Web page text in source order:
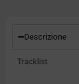
Descrizione
Tracklist